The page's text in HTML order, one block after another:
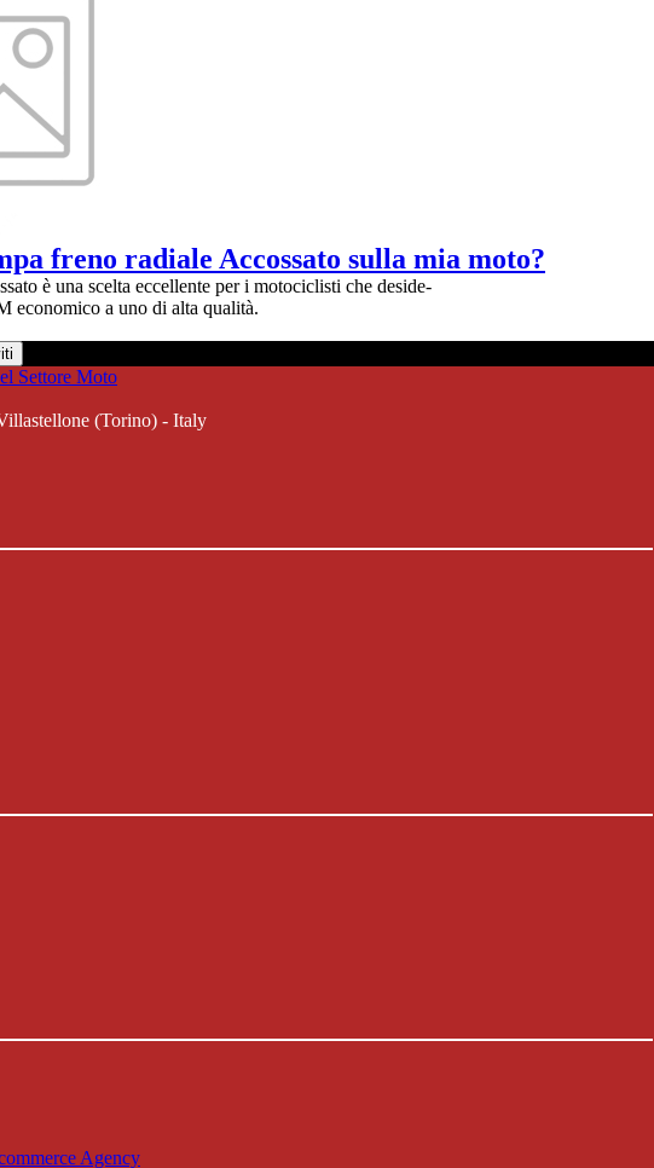
freno radiale Accossato sulla mia moto?
è una scelta eccellente per i motociclisti che deside-
economico a uno di alta qualità.
(Torino) - Italy
Agency